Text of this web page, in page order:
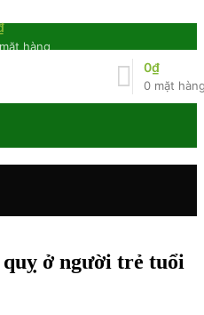
mặt hàng
0 mặt
0₫
ở người trẻ tuổi